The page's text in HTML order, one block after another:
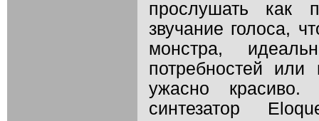
прослушать как
звучание голоса,
монстра,
потребностей
ужасно
синтезатор